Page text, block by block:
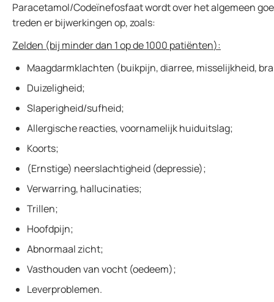
Paracetamol/Codeïnefosfaat wordt over het algemeen
treden er bijwerkingen op, zoals:
Zelden (bij minder dan 1 op de 1000 patiënten):
Maagdarmklachten (buikpijn, diarree, misselijkheid,
Duizeligheid;
Slaperigheid/sufheid;
Allergische reacties, voornamelijk huiduitslag;
Koorts;
(Ernstige) neerslachtigheid (depressie);
Verwarring, hallucinaties;
Trillen;
Hoofdpijn;
Abnormaal zicht;
Vasthouden van vocht (oedeem);
Leverproblemen.